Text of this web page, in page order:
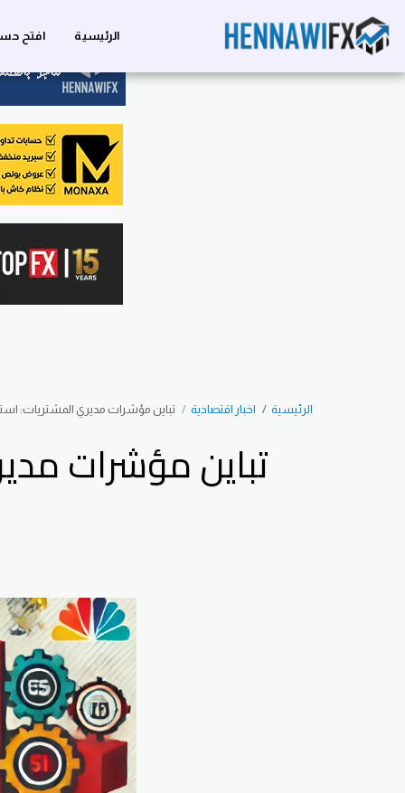
الرئيسية افتح
الرئيسية اخبار اقتصادية تباين مؤشرات مديري المشتريات:
تباين مؤشرات